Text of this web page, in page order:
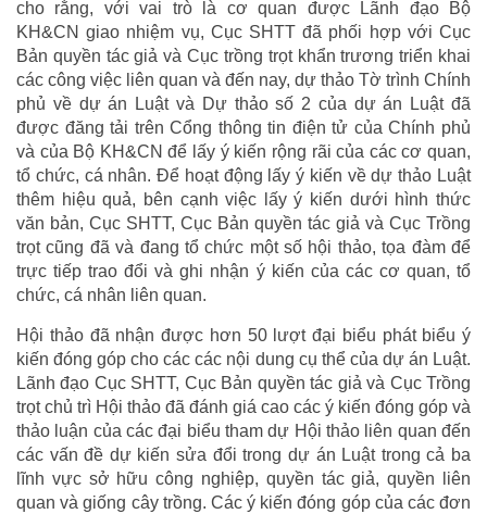
cho rằng, với vai trò là cơ quan được Lãnh đạo Bộ
KH&CN giao nhiệm vụ, Cục SHTT đã phối hợp với Cục
Bản quyền tác giả và Cục trồng trọt khẩn trương triển khai
các công việc liên quan và đến nay, dự thảo Tờ trình Chính
phủ về dự án Luật và Dự thảo số 2 của dự án Luật đã
được đăng tải trên Cổng thông tin điện tử của Chính phủ
và của Bộ KH&CN để lấy ý kiến rộng rãi của các cơ quan,
tổ chức, cá nhân. Để hoạt động lấy ý kiến về dự thảo Luật
thêm hiệu quả, bên cạnh việc lấy ý kiến dưới hình thức
văn bản, Cục SHTT, Cục Bản quyền tác giả và Cục Trồng
trọt cũng đã và đang tổ chức một số hội thảo, tọa đàm để
trực tiếp trao đổi và ghi nhận ý kiến của các cơ quan, tổ
chức, cá nhân liên quan.
Hội thảo đã nhận được hơn 50 lượt đại biểu phát biểu ý
kiến đóng góp cho các các nội dung cụ thể của dự án Luật.
Lãnh đạo Cục SHTT, Cục Bản quyền tác giả và Cục Trồng
trọt chủ trì Hội thảo đã đánh giá cao các ý kiến đóng góp và
thảo luận của các đại biểu tham dự Hội thảo liên quan đến
các vấn đề dự kiến sửa đổi trong dự án Luật trong cả ba
lĩnh vực sở hữu công nghiệp, quyền tác giả, quyền liên
quan và giống cây trồng. Các ý kiến đóng góp của các đơn